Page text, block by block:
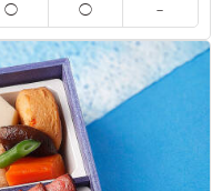
なくてトロサーモンだ
います。味付けも醤油
◯ ◯ －